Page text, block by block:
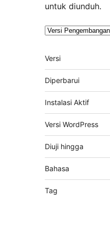
untuk diunduh.
Meta
Versi
Diperbarui
Instalasi Aktif
Versi WordPress
Diuji hingga
Bahasa
Tag